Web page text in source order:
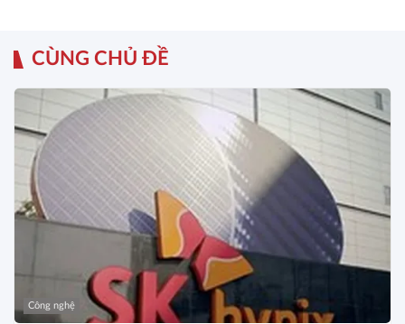
CÙNG CHỦ ĐỀ
Công nghệ